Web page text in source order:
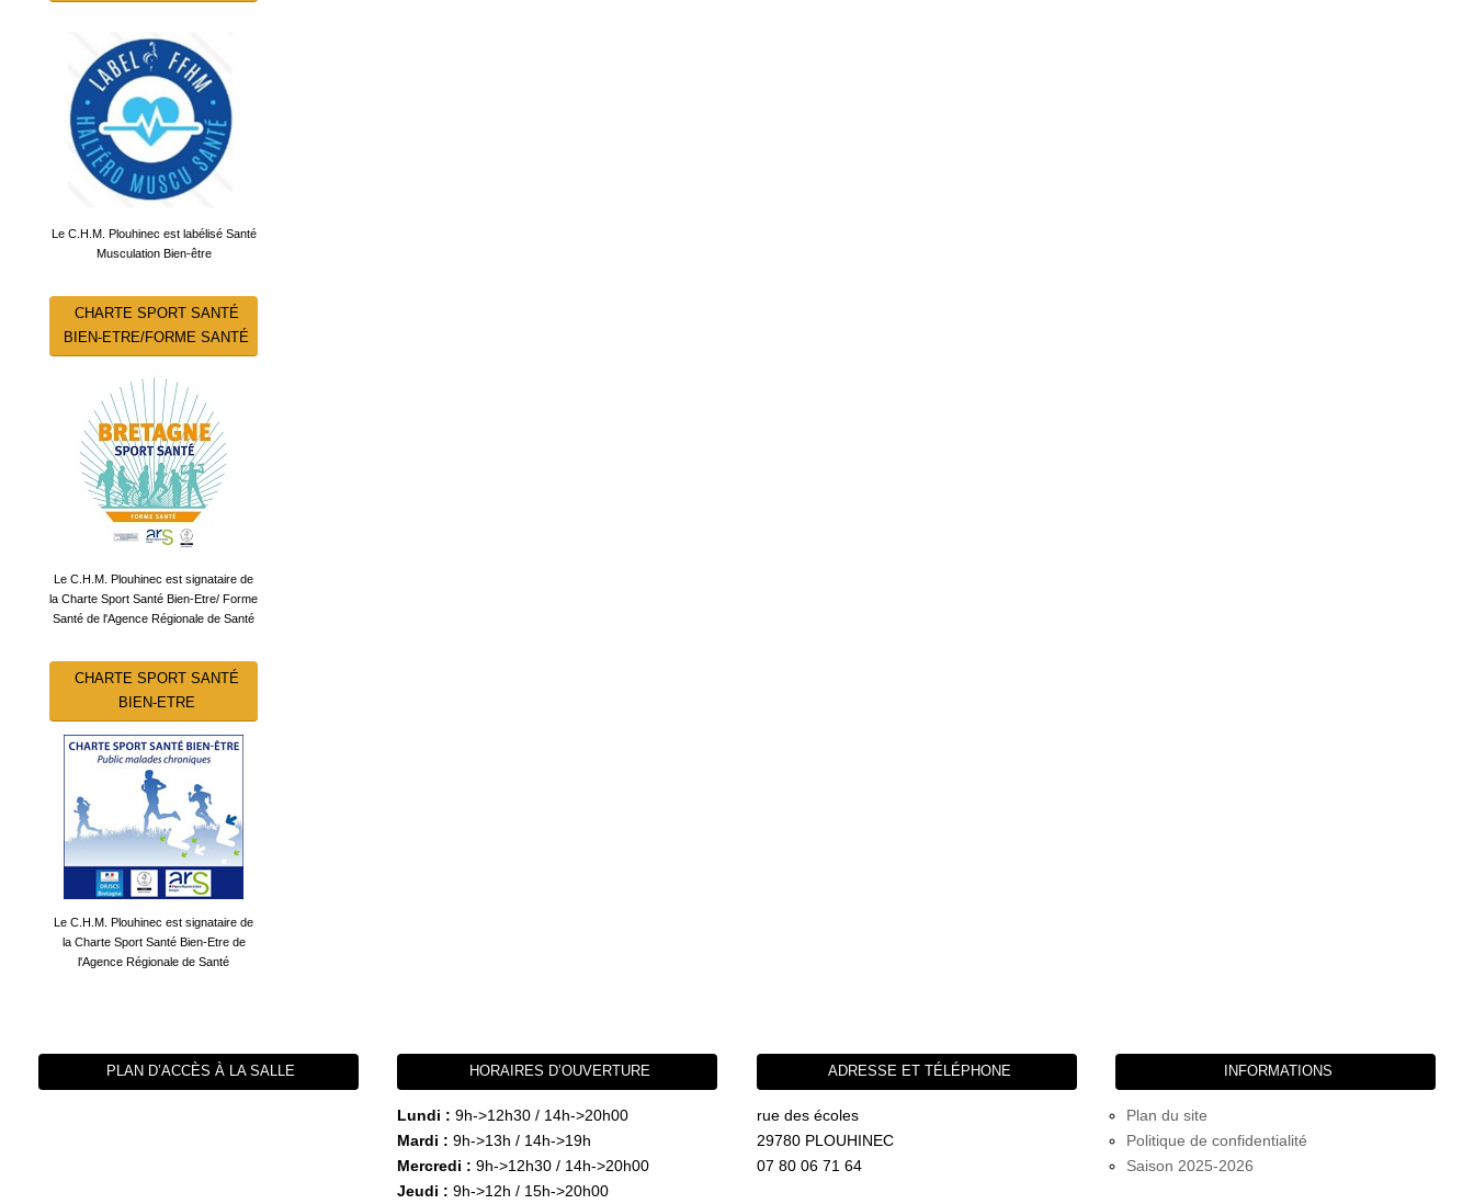
Le C.H.M. Plouhinec est labélisé Santé
Musculation Bien-être
CHARTE SPORT SANTÉ
BIEN-ETRE/FORME SANTÉ
Le C.H.M. Plouhinec est signataire de
la Charte Sport Santé Bien-Etre/ Forme
Santé de l'Agence Régionale de Santé
CHARTE SPORT SANTÉ
BIEN-ETRE
Le C.H.M. Plouhinec est signataire de
la Charte Sport Santé Bien-Etre de
l'Agence Régionale de Santé
PLAN D’ACCÈS À LA SALLE HORAIRES D’OUVERTURE
Lundi : 9h->12h30 / 14h->20h00
Mardi : 9h->13h / 14h->19h
Mercredi : 9h->12h30 / 14h->20h00
Jeudi : 9h->12h / 15h->20h00
ADRESSE ET TÉLÉPHONE
rue des écoles
29780 PLOUHINEC
07 80 06 71 64
INFORMATIONS
Plan du site
Politique de confidentialité
Saison 2025-2026